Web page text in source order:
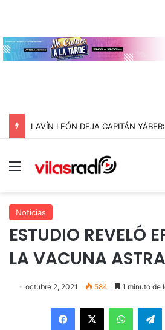
Menú
Noticias
ESTUDIO REVELÓ
LA VACUNA
octubre 2, 2021 584 1 minuto de
Facebook
X